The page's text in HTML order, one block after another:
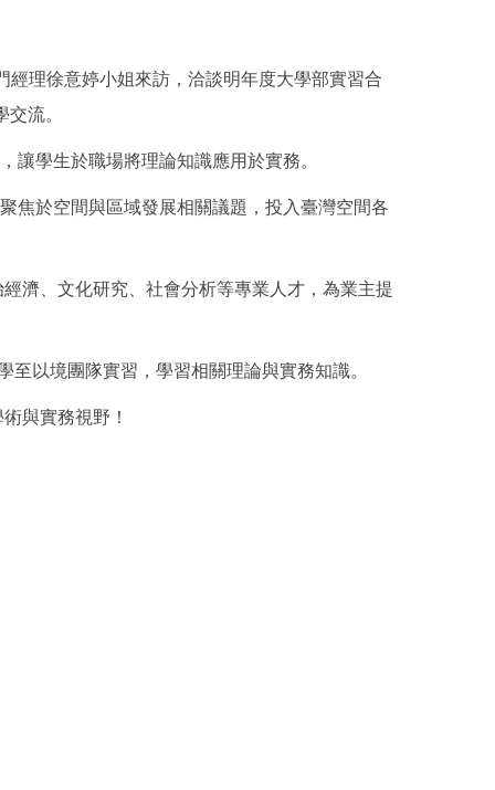
理徐意婷小姐來訪，洽談明年度大學部實習合
流。
讓學生於職場將理論知識應用於實務。
焦於空間與區域發展相關議題，投入臺灣空間各
濟、文化研究、社會分析等專業人才，為業主提
以境團隊實習，學習相關理論與實務知識。
與實務視野！